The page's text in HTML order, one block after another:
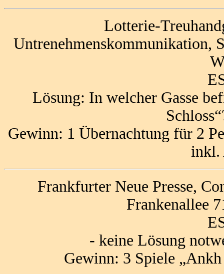
Lotterie-
Untrenehmenskommunikation,
Lösung: In welcher Gasse
Gewinn: 1 Übernachtung für 2
inkl.
Frankfurter Neue Presse,
Frankenallee
- keine Lösung
Gewinn: 3 Spiele